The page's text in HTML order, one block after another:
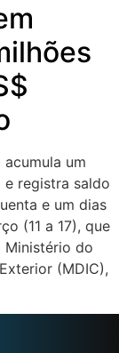
um
registra saldo
e um dias
(11 a 17), que
Ministério do
(MDIC),